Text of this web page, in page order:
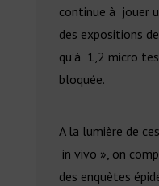
continue à jouer
des expositions
qu’à 1,2 micro
bloquée.
A la lumière de
in vivo », on
des enquètes